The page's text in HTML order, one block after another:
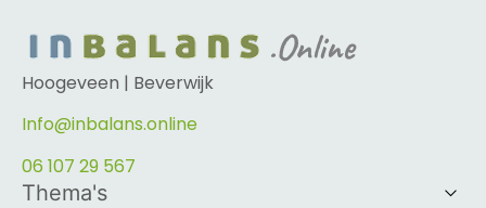
Hoogeveen | Beverwijk
Info@inbalans.online
06 107 29 567
Thema's